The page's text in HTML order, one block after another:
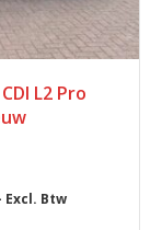
L2 Pro
Excl. Btw